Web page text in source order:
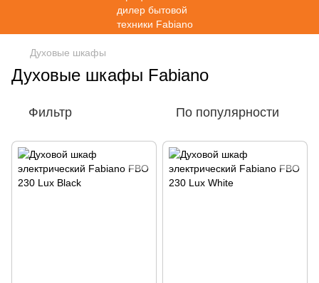
Духовые шкафы
Духовые шкафы Fabiano
Фильтр По популярности